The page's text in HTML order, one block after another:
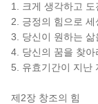
1. 크게 생각하고 도
2. 긍정의 힘으로 세
3. 당신이 원하는 삶
4. 당신의 꿈을 찾아
5. 유효기간이 지난
제2장 창조의 힘